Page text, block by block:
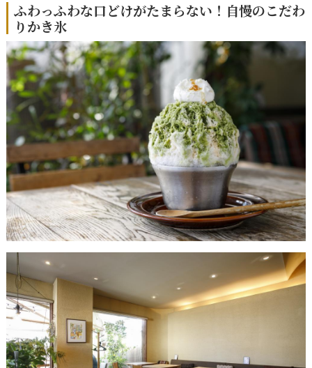
ふわっふわな口どけがたまらない！自慢のこだわ
りかき氷